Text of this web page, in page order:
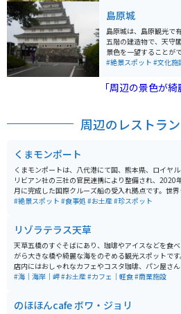
ています。 近くに公衆トイレと駐車場があるので休憩場
くまモンをテーマとし
まモンパーク」には大
合唱隊」、「十二支く
くまモングッズや八代
島原城
島原城は、島原観光で
五階の建造物で、天守
景色を一望することが
リシタン史料館、観光
どが展示されています
隊が案内することもあ
#絶景スポット #文化施
「周辺の景色が
周辺のレストラ
くまモンポート
くまモンポートは、八代港にて国、熊本県、ロイヤ
リビアン社の三社の官民連携により整備され、2020
月に完成した国際クルーズ船の受入れ拠点です。世
大級（22万トン級）のクルーズ船を受け入れることが
くまモンをテーマとした公園が併設されています。「く
まモンパーク」には大小84体のくまモン像、「くま
合唱隊」、「十二支くまモン」、日本庭園などがあり
くまモングッズや八代の特産品も販売されています。
#絶景スポット #食事処 #お土産#珍スポット
リゾラテラス天草
天草五橋のすぐそばにあり、珈琲やアイスなどを食
がら大きな橋や綺麗な海をのぞめる観光スポットです
店内にはおしゃれなカフェやコスタ珈琲、パン屋さ
どが入っており、軽く軽食を取ることもできます。お土
きます。
#海｜海岸｜岬#お土産#カフェ｜軽食#商業施設
のほほんcafe ボワ・ジョリ